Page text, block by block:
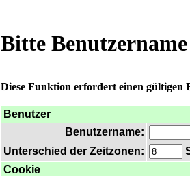
Bitte
Diese Funktion erfordert einen gültigen
Benutzer
Benutzername:
Unterschied der Zeitzonen:
Cookie